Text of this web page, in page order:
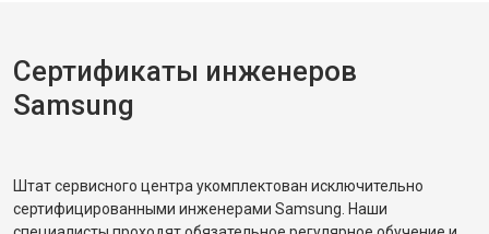
Сертификаты инженеров
Samsung
Штат сервисного центра укомплектован исключительно
сертифицированными инженерами Samsung. Наши